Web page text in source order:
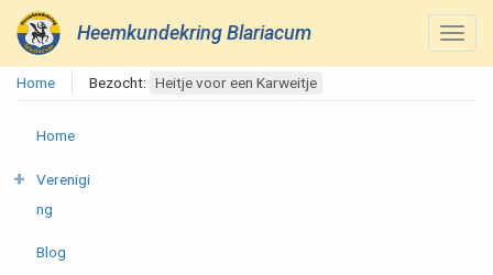
Heemkundekring Blariacum
Home Bezocht: Heitje voor een Karweitje
Home
Verenigi
ng
Blog